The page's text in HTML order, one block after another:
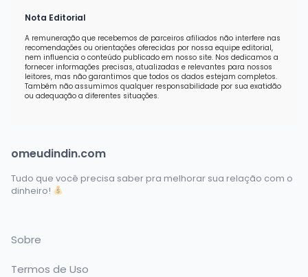
Nota Editorial
A remuneração que recebemos de parceiros afiliados não interfere nas
recomendações ou orientações oferecidas por nossa equipe editorial,
nem influencia o conteúdo publicado em nosso site. Nos dedicamos a
fornecer informações precisas, atualizadas e relevantes para nossos
leitores, mas não garantimos que todos os dados estejam completos.
Também não assumimos qualquer responsabilidade por sua exatidão
ou adequação a diferentes situações.
omeudindin.com
Tudo que você precisa saber pra melhorar sua relação com o
dinheiro!
Sobre
Termos de Uso